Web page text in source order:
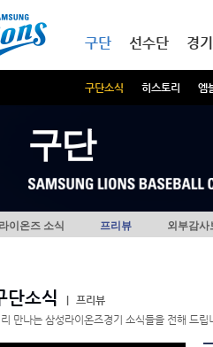
구단
구단소식 히스토리 엠
선수단 경
구단
라이온즈 소식 프리뷰 외부감사
단소식
프리뷰
만나는 삼성라이온즈경기 소식들을 전해 드립